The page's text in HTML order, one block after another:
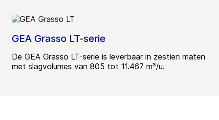
GEA Grasso LT-serie
De GEA Grasso LT-serie is leverbaar in zestien maten
met slagvolumes van 805 tot 11.467 m³/u.